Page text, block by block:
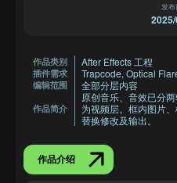
发
作品类别 After Effects 工程
插件需求 Trapcode, Optical
编辑范围 全部分层内容
作品简介
原创音乐、音效已分
为视频层。框内图片
替换修改及输出。
作品介绍